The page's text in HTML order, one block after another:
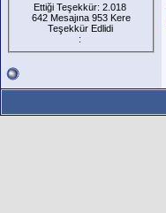
Ettiği Teşekkür: 2.018
642 Mesajına 953 Kere
Teşekkür Edlidi
: